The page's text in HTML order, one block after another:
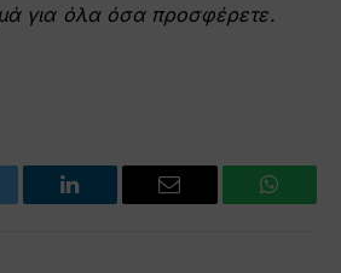
για όλα όσα προσφέρετε.
LinkedIn Email